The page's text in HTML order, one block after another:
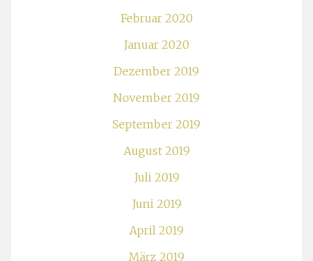
Februar 2020
Januar 2020
Dezember 2019
November 2019
September 2019
August 2019
Juli 2019
Juni 2019
April 2019
März 2019